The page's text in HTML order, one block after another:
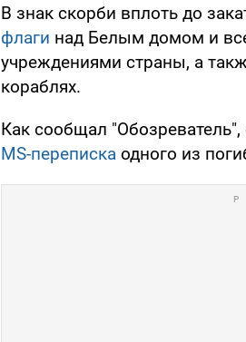
В знак скорби вплоть до
флаги над Белым домом и
учреждениями страны, а
кораблях.
Как сообщал
MS-переписка одного из